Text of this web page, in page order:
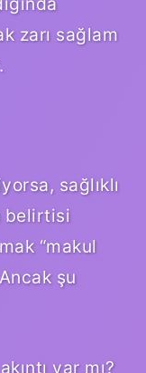
zarı sağlam
sağlıklı
belirtisi
“makul
şu
var mı?